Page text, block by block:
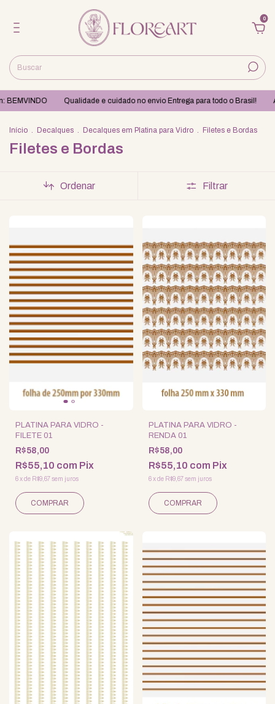
0
BEMVINDO Qualidade e cuidado no envio Entrega para todo o Brasil!
Início . Decalques . Decalques em Platina para Vidro . Filetes e Bordas
Filetes e Bordas
Ordenar Filtrar
PLATINA PARA VIDRO -
FILETE 01
R$58,00
R$55,10 com Pix
6xde R$9,67sem juros
PLATINA PARA VIDRO -
RENDA 01
R$58,00
R$55,10 com Pix
6 xde R$9,67 sem juros